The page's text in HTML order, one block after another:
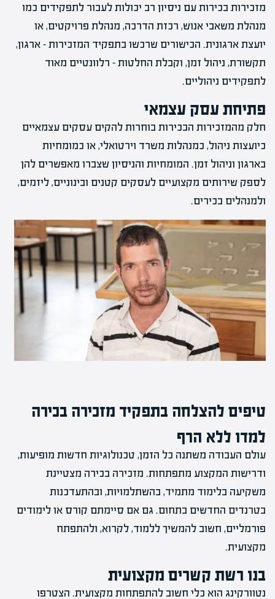
מזכירות בכירות עם ניסיון רב יכולות לעבור לתפקידים כמו
מנהלת משאבי אנוש, רכזת הדרכה, מנהלת פרויקטים, או
יועצת ארגונית. הכישורים שרכשו בתפקיד המזכירות – ארגון,
תקשורת, ניהול זמן, וקבלת החלטות – רלוונטיים מאוד
לתפקידים ניהוליים.
פתיחת עסק עצמאי
חלק מהמזכירות הבכירות בוחרות להקים עסקים עצמאיים
כיועצות ניהול, כמנהלות משרד וירטואלי, או כמומחיות
בארגון וניהול זמן. המומחיות והניסיון שצברו מאפשרים להן
לספק שירותים מקצועיים לעסקים קטנים ובינוניים, ליזמים,
ולמנהלים בכירים.
טיפים להצלחה בתפקיד מזכירה בכירה
למדו ללא הרף
עולם העבודה משתנה כל הזמן, טכנולוגיות חדשות מופיעות,
ודרישות המקצוע מתפתחות. מזכירה בכירה מצטיינת
משקיעה בלימוד מתמיד, בהשתלמויות, ובהתעדכנות
בטרנדים החדשים בתחום. גם אם סיימתם קורס או לימודים
פורמליים, חשוב להמשיך ללמוד, לקרוא, ולהתפתח
מקצועית.
בנו רשת קשרים מקצועית
נטוורקינג הוא כלי חשוב להתפתחות מקצועית. הצטרפו